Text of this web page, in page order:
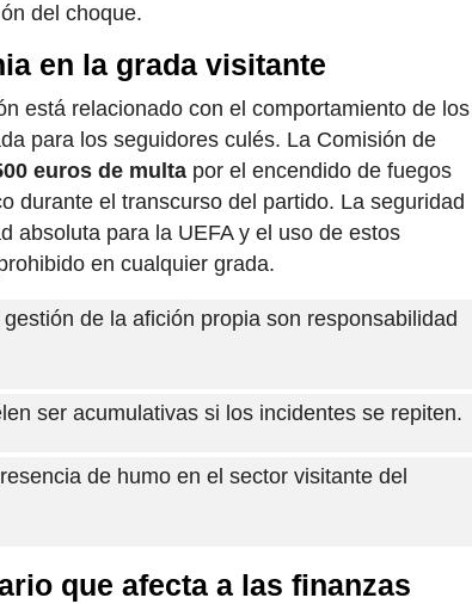
del choque.
en la grada visitante
está relacionado con el comportamiento de los
para los seguidores culés. La Comisión de
euros de multa por el encendido de fuegos
durante el transcurso del partido. La seguridad
absoluta para la UEFA y el uso de estos
en cualquier grada.
de la afición propia son responsabilidad
ser acumulativas si los incidentes se repiten.
de humo en el sector visitante del
que afecta a las finanzas